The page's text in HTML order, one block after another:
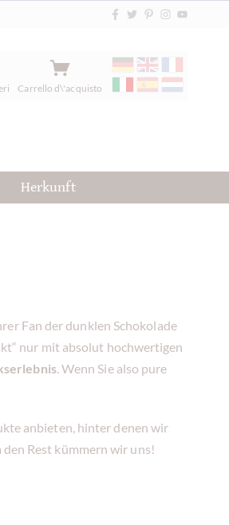
Carrello d\'acquisto
Herkunft
Fan der dunklen Schokolade
nur mit absolut hochwertigen
. Wenn Sie also pure
anbieten, hinter denen wir
den Rest kümmern wir uns!